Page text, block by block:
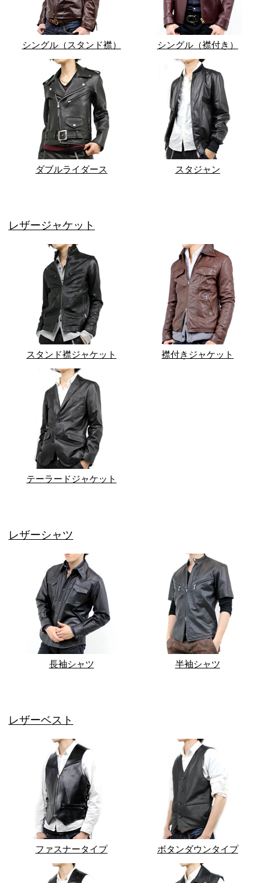
シングル（スタンド襟） シングル（襟付き）
ダブルライダース スタジャン
レザージャケット
スタンド襟ジャケット 襟付きジャケット
テーラードジャケット
レザーシャツ
長袖シャツ 半袖シャツ
レザーベスト
ファスナータイプ ボタンダウンタイプ